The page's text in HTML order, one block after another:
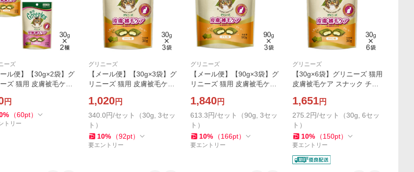
ーズ
ール便】【30g×2袋】グ
ズ 猫用 皮膚被毛ケア
・キャット)[正規品]
円
% （60pt）
トリー
グリニーズ
【メール便】【30g×3袋】グ
リニーズ 猫用 皮膚被毛ケア
ット)[正規品]
1,020円
340.0円/セット（30g, 3セッ
ト）
10% （92pt）
要エントリー
グリニーズ
【メール便】【90g×3袋】グ
リニーズ 猫用 皮膚被毛ケア
ット)[正規品]
1,840円
613.3円/セット（90g, 3セッ
ト）
10% （166pt）
要エントリー
グリニーズ
【30g×6袋】グリニーズ 猫用
皮膚被毛ケア スナック チキ
1,651円
275.2円/セット（30g, 6セッ
ト）
10% （150pt）
要エントリー